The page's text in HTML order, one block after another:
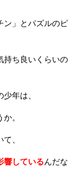
ン」とパズルのピ
持ち良いくらいの
年は、
。
、
響しているんだな